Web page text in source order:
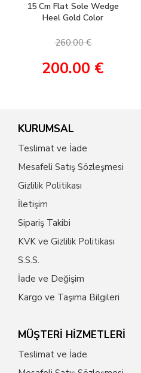
15 Cm Flat Sole Wedge
Heel Gold Color
Shoes, Wedding Shoes
260.00 €
200.00 €
KURUMSAL
Teslimat ve İade
Mesafeli Satış Sözleşmesi
Gizlilik Politikası
İletişim
Sipariş Takibi
KVK ve Gizlilik Politikası
S.S.S.
İade ve Değişim
Kargo ve Taşıma Bilgileri
MÜŞTERİ HİZMETLERİ
Teslimat ve İade